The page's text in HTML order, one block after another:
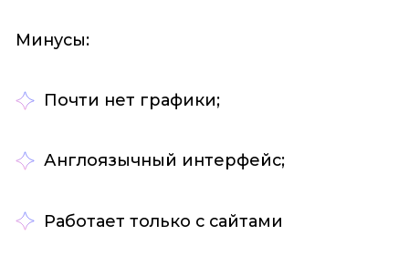
Минусы:
Почти нет графики;
Англоязычный интерфейс;
Работает только с сайтами